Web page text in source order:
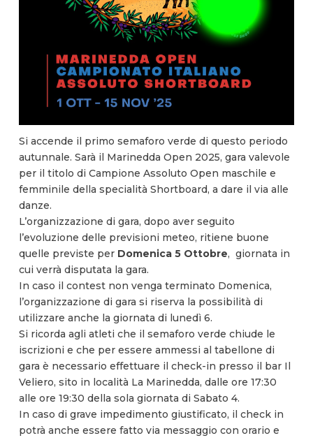
Si accende il primo semaforo verde di questo periodo
autunnale. Sarà il Marinedda Open 2025, gara valevole
per il titolo di Campione Assoluto Open maschile e
femminile della specialità Shortboard, a dare il via alle
danze.
L’organizzazione di gara, dopo aver seguito
l’evoluzione delle previsioni meteo, ritiene buone
quelle previste per Domenica 5 Ottobre, giornata in
cui verrà disputata la gara.
In caso il contest non venga terminato Domenica,
l’organizzazione di gara si riserva la possibilità di
utilizzare anche la giornata di lunedì 6.
Si ricorda agli atleti che il semaforo verde chiude le
iscrizioni e che per essere ammessi al tabellone di
gara è necessario effettuare il check-in presso il bar Il
Veliero, sito in località La Marinedda, dalle ore 17:30
alle ore 19:30 della sola giornata di Sabato 4.
In caso di grave impedimento giustificato, il check in
potrà anche essere fatto via messaggio con orario e